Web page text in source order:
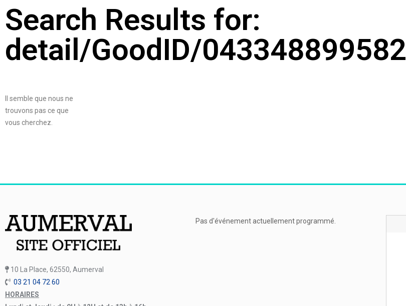
Search Results for:
detail/GoodID/043348899582
Il semble que nous ne
trouvons pas ce que
vous cherchez.
10 La Place, 62550, Aumerval
03 21 04 72 60
HORAIRES
Pas d'événement actuellement programmé.